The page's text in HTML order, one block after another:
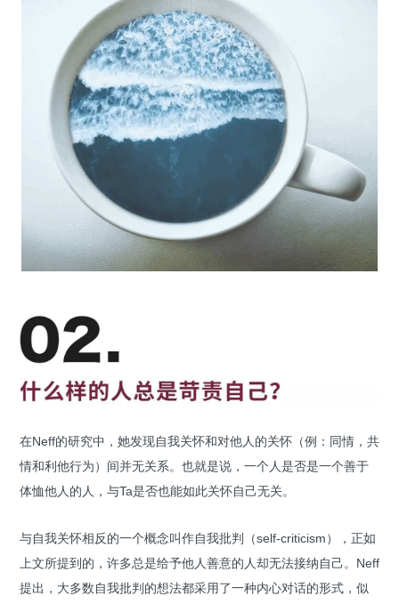
在Neff的研究中，她发现自我关怀和对他人的关怀（例：同情，共
情和利他行为）间并无关系。也就是说，一个人是否是一个善于
体恤他人的人，与Ta是否也能如此关怀自己无关。
与自我关怀相反的一个概念叫作自我批判（self-criticism），正如
上文所提到的，许多总是给予他人善意的人却无法接纳自己。Neff
提出，大多数自我批判的想法都采用了一种内心对话的形式，似